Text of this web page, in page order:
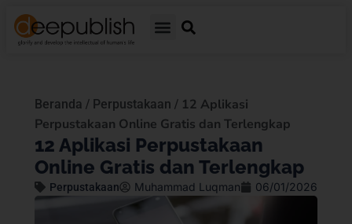
Beranda / Perpustakaan / 12 Aplikasi
Perpustakaan Online Gratis dan Terlengkap
12 Aplikasi Perpustakaan
Online Gratis dan Terlengkap
Perpustakaan Muhammad Luqman 06/01/2026